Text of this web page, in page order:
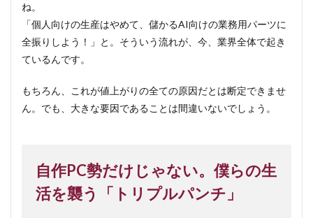
ね。
「個人向けの生産はやめて、儲かるAI向けの業務用パーツに
全振りしよう！」と。そういう流れが、今、業界全体で起き
ているんです。
もちろん、これが値上がりの全ての原因だとは断定できませ
ん。でも、大きな要因であることは間違いないでしょう。
自作PC勢だけじゃない。僕らの生
活を襲う「トリプルパンチ」